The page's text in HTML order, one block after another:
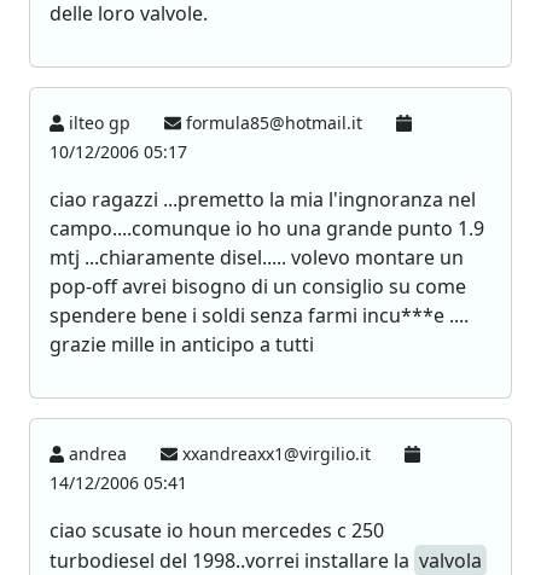
delle loro valvole.
ilteo gp
formula85@hotmail.it
10/12/2006 05:17
ciao ragazzi ...premetto la mia l'ingnoranza nel
campo....comunque io ho una grande punto 1.9
mtj ...chiaramente disel..... volevo montare un
pop-off avrei bisogno di un consiglio su come
spendere bene i soldi senza farmi incu***e ....
grazie mille in anticipo a tutti
andrea
xxandreaxx1@virgilio.it
14/12/2006 05:41
ciao scusate io houn mercedes c 250
turbodiesel del 1998..vorrei installare la valvola